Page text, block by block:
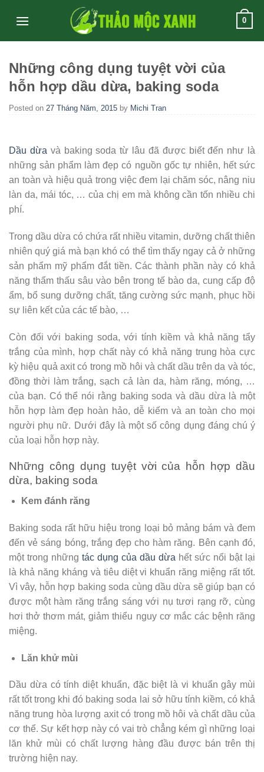
0
Những công dụng tuyệt vời của
hỗn hợp dầu dừa, baking soda
Posted on 27 Tháng Năm, 2015 by Michi Tran
Dầu dừa và baking soda từ lâu đã được biết đến như là
những sản phẩm làm đẹp có nguồn gốc tự nhiên, hết sức
an toàn và hiệu quả trong việc đem lại chăm sóc, nâng niu
làn da, mái tóc, … của chị em mà không cần tốn nhiều chi
phí.
Trong dầu dừa có chứa rất nhiều vitamin, dưỡng chất thiên
nhiên quý giá mà bạn khó có thể tìm thấy ngay cả ở những
sản phẩm mỹ phẩm đắt tiền. Các thành phần này có khả
năng thẩm thấu sâu vào bên trong tế bào da, cung cấp độ
ẩm, bổ sung dưỡng chất, tăng cường sức mạnh, phục hồi
sự liên kết của các tế bào, …
Còn đối với baking soda, với tính kiềm và khả năng tẩy
trắng của mình, hợp chất này có khả năng trung hòa cực
kỳ hiệu quả axit có trong mồ hôi và chất dầu trên da và tóc,
đồng thời làm trắng, sạch cả làn da, hàm răng, móng, …
của bạn. Có thể nói rằng baking soda và dầu dừa là một
hỗn hợp làm đẹp hoàn hảo, dễ kiếm và an toàn cho mọi
người phụ nữ. Dưới đây là một số công dụng đáng chú ý
của loại hỗn hợp này.
Những công dụng tuyệt vời của hỗn hợp dầu
dừa, baking soda
Kem đánh răng
Baking soda rất hữu hiệu trong loại bỏ mảng bám và đem
đến vẻ sáng bóng, trắng đẹp cho hàm răng. Bên cạnh đó,
một trong những tác dụng của dầu dừa hết sức nổi bật lại
là khả năng kháng và tiêu diệt vi khuẩn răng miệng rất tốt.
Vì vây, hỗn hợp baking soda cùng dầu dừa sẽ giúp bạn có
được một hàm răng trắng sáng với nụ tươi rạng rỡ, cùng
hơi thở thơm mát, giảm thiểu nguy cơ mắc các bệnh răng
miệng.
Lăn khử mùi
Dầu dừa có tính diệt khuẩn, đặc biệt là vi khuẩn gây mùi
rất tốt trong khi đó baking soda lai sở hữu tính kiềm, có khả
năng trung hòa lượng axit có trong mồ hôi và chất dầu của
cơ thể. Sự kết hợp này có vai trò chẳng kém gì những loại
lăn khử mùi có chất lượng hàng đầu được bán trên thị
trường hiện nay.